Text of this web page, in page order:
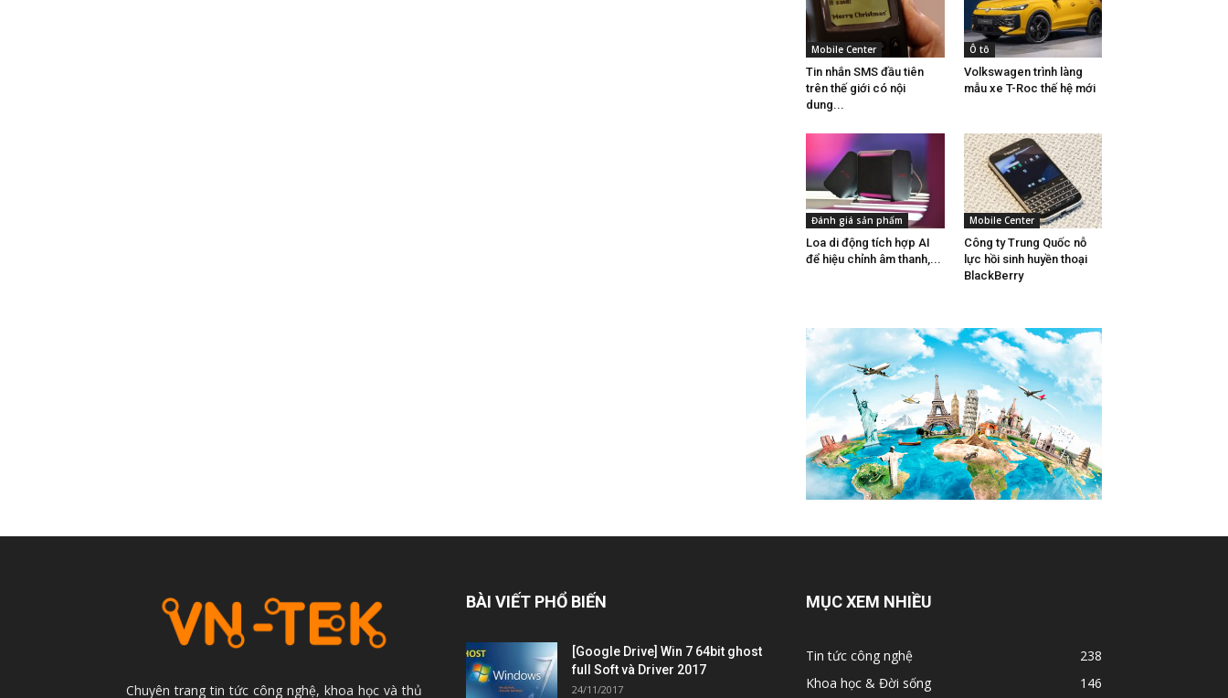
Mobile Center
Tin nhắn SMS đầu tiên
trên thế giới có nội
dung...
Ô tô
Volkswagen trình làng
mẫu xe T-Roc thế hệ mới
Đánh giá sản phẩm
Loa di động tích hợp AI
để hiệu chỉnh âm thanh,...
Mobile Center
Công ty Trung Quốc nỗ
lực hồi sinh huyền thoại
BlackBerry
Chuyên trang tin tức công nghệ, khoa học và thủ
BÀI VIẾT PHỔ BIẾN
[Google Drive] Win 7 64bit ghost
full Soft và Driver 2017
24/11/2017
MỤC XEM NHIỀU
Tin tức công nghệ
238
Khoa học & Đời sống
146